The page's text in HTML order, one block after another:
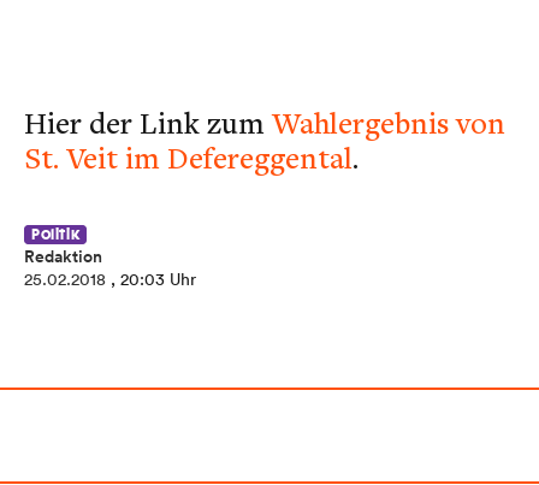
Hier der Link zumWahlergebnis von
St. Veit im Defereggental.
Politik
Redaktion
25.02.2018 , 20:03 Uhr